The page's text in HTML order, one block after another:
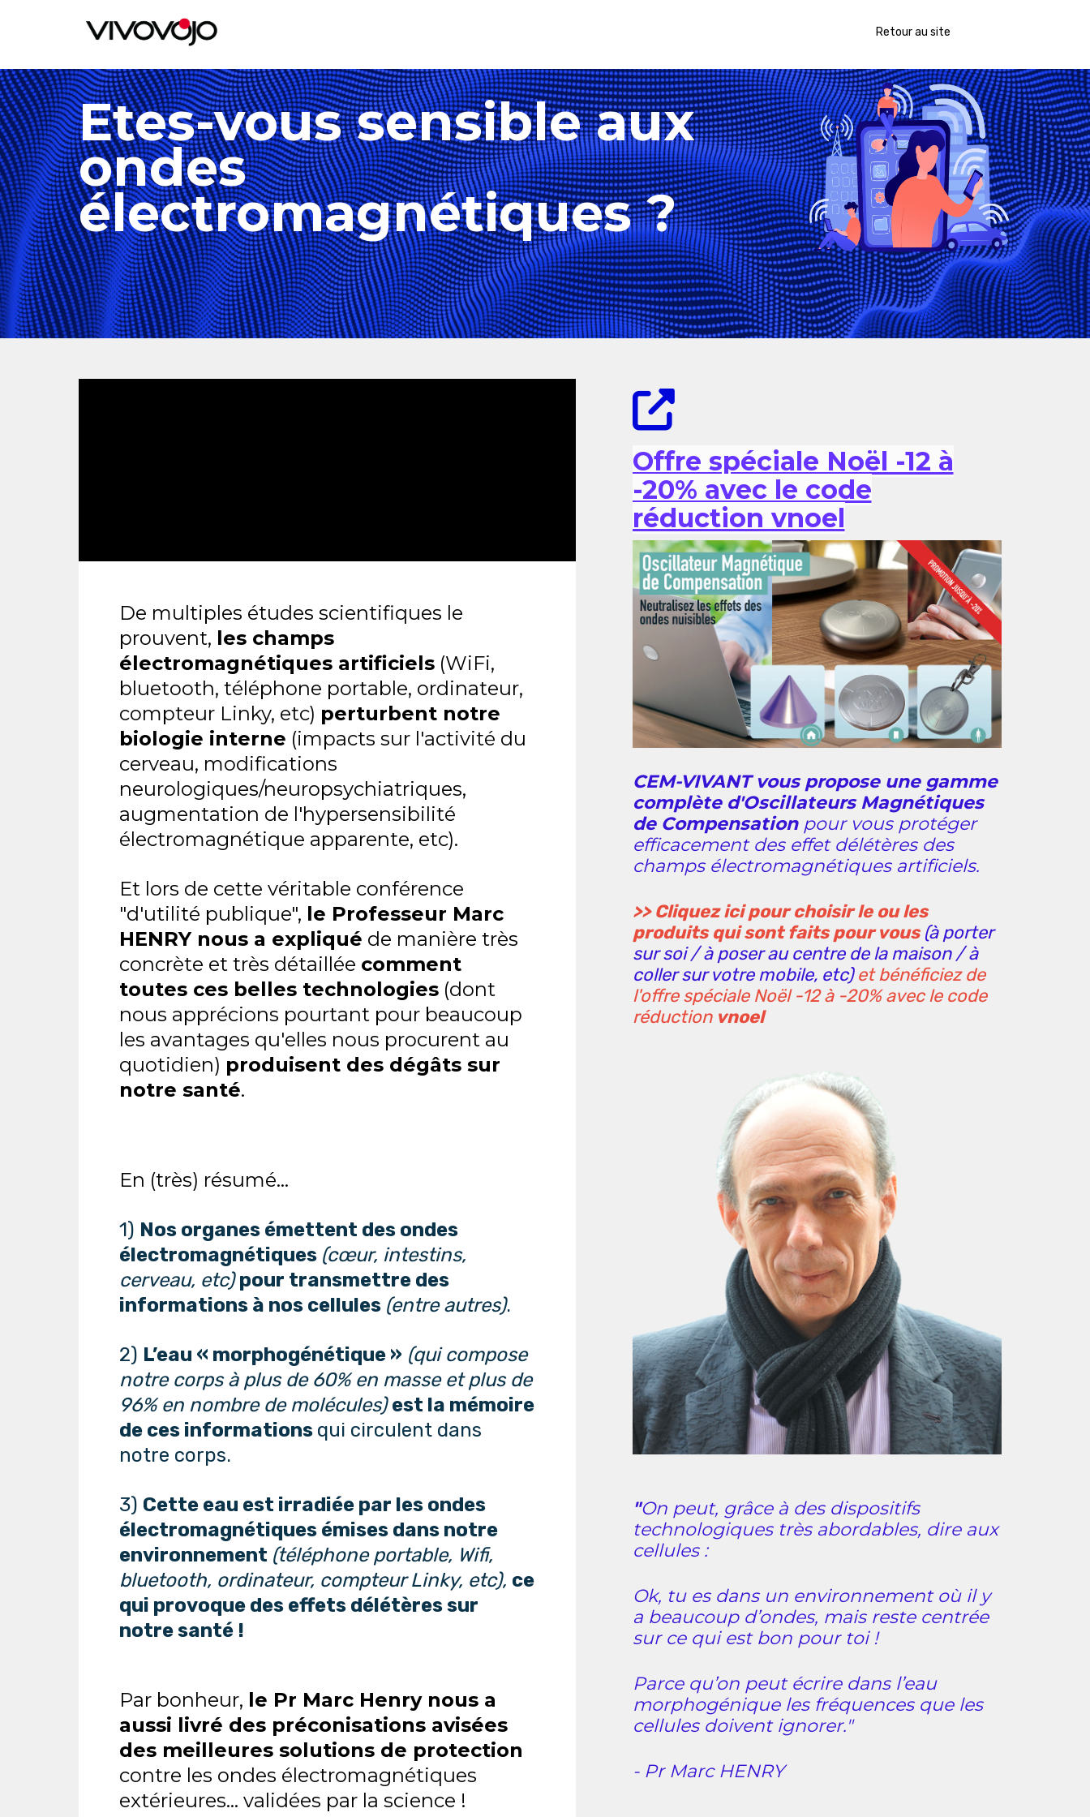
Retour au site
Etes-vous sensible aux
ondes
électromagnétiques ?
De multiples études scientifiques le
prouvent, les champs
électromagnétiques artificiels (WiFi,
bluetooth, téléphone portable, ordinateur,
compteur Linky, etc) perturbent notre
biologie interne (impacts sur l'activité du
cerveau, modifications
neurologiques/neuropsychiatriques,
augmentation de l'hypersensibilité
électromagnétique apparente, etc).
Et lors de cette véritable conférence
"d'utilité publique", le Professeur Marc
HENRY nous a expliqué de manière très
concrète et très détaillée comment
toutes ces belles technologies (dont
nous apprécions pourtant pour beaucoup
les avantages qu'elles nous procurent au
quotidien) produisent des dégâts sur
notre santé.
En (très) résumé...
1) Nos organes émettent des ondes
électromagnétiques (cœur, intestins,
cerveau, etc)pour transmettre des
informations à nos cellules (entre autres).
2) L’eau « morphogénétique » (qui compose
notre corps à plus de 60% en masse et plus de
96% en nombre de molécules)est la mémoire
de ces informations qui circulent dans
notre corps.
3) Cette eau est irradiée par les ondes
électromagnétiques émises dans notre
environnement (téléphone portable, Wifi,
bluetooth, ordinateur, compteur Linky, etc), ce
qui provoque des effets délétères sur
notre santé !
Par bonheur, le Pr Marc Henry nous a
aussi livré des préconisations avisées
des meilleures solutions de protection
contre les ondes électromagnétiques
extérieures… validées par la science !
Offre spéciale Noël -12 à
-20% avec le code
réduction vnoel
CEM-VIVANT vous propose une gamme
complète d'Oscillateurs Magnétiques
de Compensationpour vous protéger
efficacement des effet délétères des
champs électromagnétiques artificiels.
>> Cliquez ici pour choisir le ou les
produits qui sont faits pour vous (à porter
sur soi / à poser au centre de la maison / à
coller sur votre mobile, etc)et bénéficiez de
l'offre spéciale Noël -12 à -20% avec le code
réduction vnoel
"On peut, grâce à des dispositifs
technologiques très abordables, dire aux
cellules :
Ok, tu es dans un environnement où il y
a beaucoup d’ondes, mais reste centrée
sur ce qui est bon pour toi !
Parce qu’on peut écrire dans l’eau
morphogénique les fréquences que les
cellules doivent ignorer."
- Pr Marc HENRY